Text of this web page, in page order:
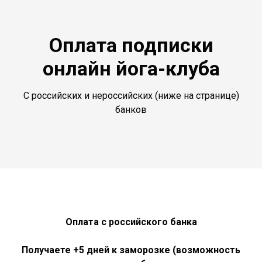
Оплата подписки
онлайн йога-клуба
С российских и нероссийских (ниже на странице)
банков
Оплата с российского банка
Получаете +5 дней к заморозке (возможность